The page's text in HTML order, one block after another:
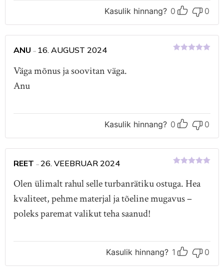
Kasulik hinnang? 0 0
ANU – 16. AUGUST 2024
Väga mõnus ja soovitan väga.
Anu
Kasulik hinnang? 0 0
REET –26. VEEBRUAR 2024
Olen ülimalt rahul selle turbanrätiku ostuga. Hea
kvaliteet, pehme materjal ja tõeline mugavus –
poleks paremat valikut teha saanud!
Kasulik hinnang? 1 0